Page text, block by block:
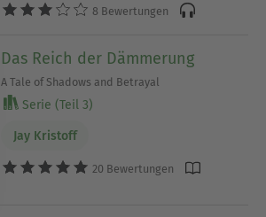
8 Bewertungen
Das Reich der Dämmerung
A Tale of Shadows and Betrayal
Serie (Teil 3)
Jay Kristoff
20 Bewertungen